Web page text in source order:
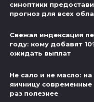
синоптики
прогноз для всех
Свежая индексация
году: кому добавят
ожидать выплат
Не сало и не масло:
яичницу современные
раз полезнее